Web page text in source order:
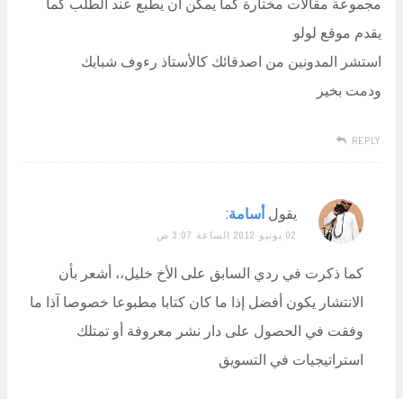
يقدم موقع لولو
استشر المدونين من اصدقائك كالأستاذ رءوف شبايك
ودمت بخير
REPLY
يقول أسامة:
02 يونيو 2012 الساعة 3:07 ص
كما ذكرت في ردي السابق على الأخ خليل،، أشعر بأن
الانتشار يكون أفضل إذا ما كان كتابا مطبوعا خصوصا آذا ما
وفقت في الحصول على دار نشر معروفة أو تمتلك
استراتيجيات في التسويق